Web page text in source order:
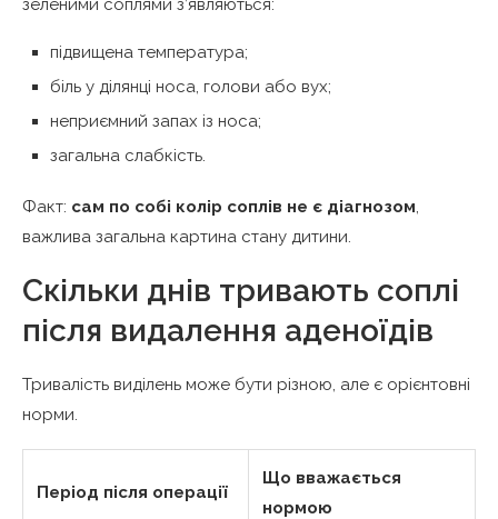
зеленими соплями з’являються:
підвищена температура;
біль у ділянці носа, голови або вух;
неприємний запах із носа;
загальна слабкість.
Факт: сам по собі колір соплів не є діагнозом,
важлива загальна картина стану дитини.
Скільки днів тривають соплі
після видалення аденоїдів
Тривалість виділень може бути різною, але є орієнтовні
норми.
Період після операції
Що вважається
нормою